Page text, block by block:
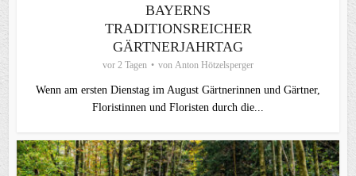
BAYERNS
TRADITIONSREICHER
GÄRTNERJAHRTAG
vor 2 Tagen von Anton Hötzelsperger
Wenn am ersten Dienstag im August Gärtnerinnen und Gärtner,
Floristinnen und Floristen durch die...